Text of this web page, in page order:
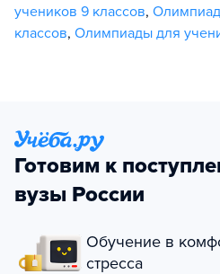
учеников 9 классов,
классов, Олимпиады для
Готовим к
вузы России
Обучение в
стресса